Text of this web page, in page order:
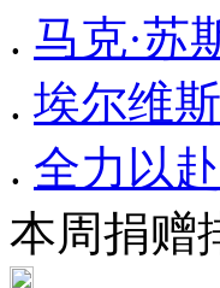
. 马克·苏
. 埃尔维
. 全力以
本周捐赠